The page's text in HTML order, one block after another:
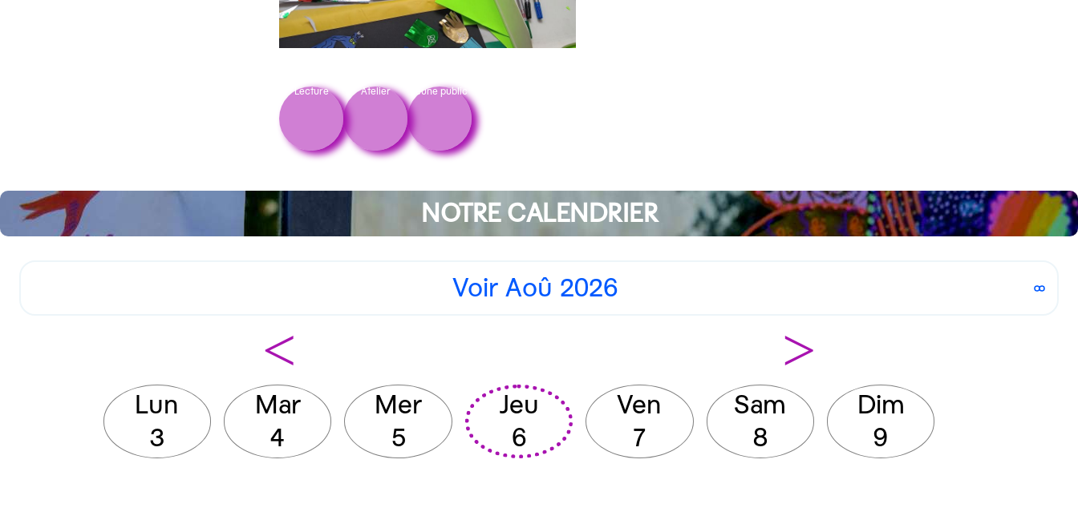
Lecture Atelier Jeune public
NOTRE CALENDRIER
Voir Aoû 2026
< >
Lun
3
Mar
4
Mer
5
Jeu
6
Ven
7
Sam
8
Dim
9